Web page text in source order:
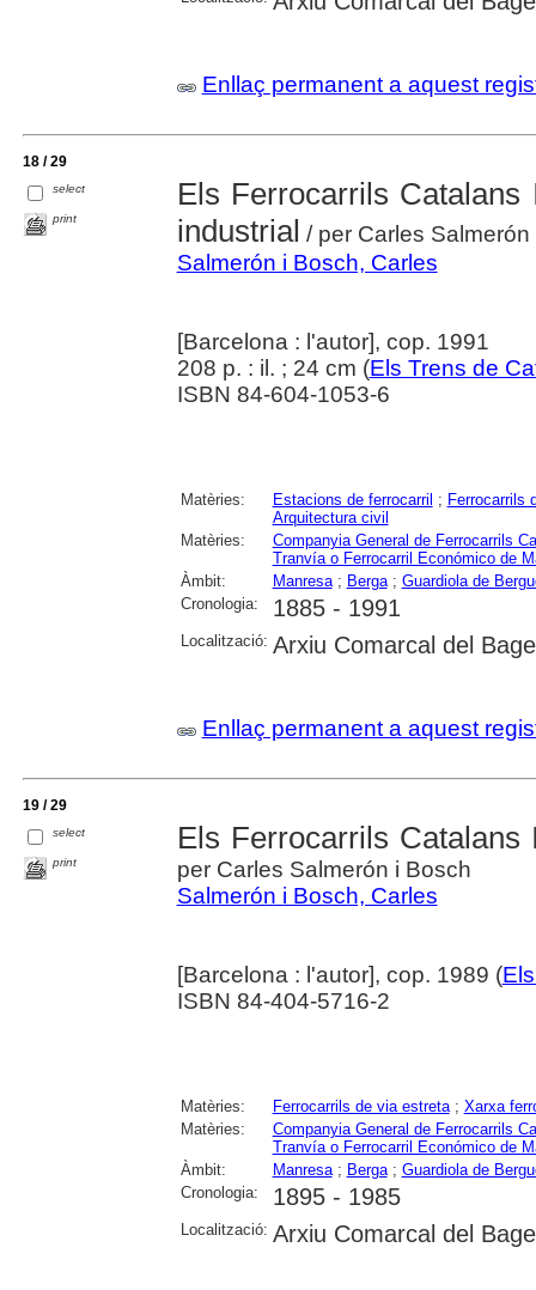
Enllaç permanent a aquest
18 / 29
select
print
Els Ferrocarrils Catalans
industrial / per Carles
Salmerón i Bosch, Carles
[Barcelona : l'autor], cop. 1991
208 p. : il. ; 24 cm (Els Trens de
ISBN 84-604-1053-6
Matèries: Estacions de ferrocarril ; Ferrocarrils
Arquitectura civil
Matèries:
Companyia General de Ferrocarrils
Tranvía o Ferrocarril Económico de
Àmbit:
Manresa; Berga; Guardiola de
Cronologia:
1885 - 1991
Localització: Arxiu Comarcal del
Enllaç permanent a aquest
19 / 29
select
print
Els Ferrocarrils
per Carles Salmerón i Bosch
Salmerón i Bosch, Carles
[Barcelona : l'autor], cop. 1989 (
ISBN 84-404-5716-2
Matèries: Ferrocarrils de via estreta; Xarxa
Matèries:
Companyia General de Ferrocarrils
Tranvía o Ferrocarril Económico de
Àmbit:
Manresa; Berga; Guardiola de
Cronologia:
1895 - 1985
Localització: Arxiu Comarcal del